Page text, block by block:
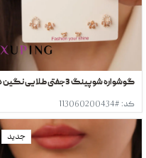
گوشواره شوپینگ 3جفتی طلایی نگین دار
کد: #113060200434
جدید